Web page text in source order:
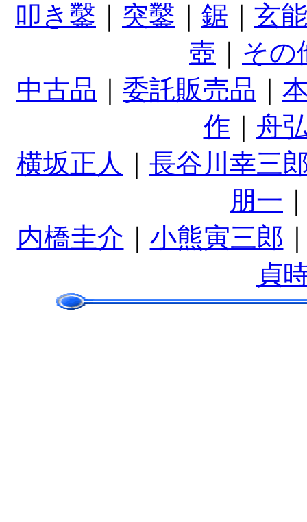
叩き鑿
突鑿 鋸
玄能
壺
その
中古品
委託販売品
作
舟
横坂正人
長谷川幸三
朋一
内橋圭介
小熊寅三郎
貞